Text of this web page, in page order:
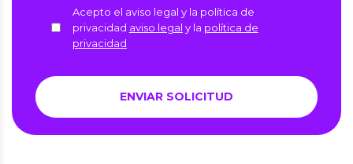
Acepto el aviso legal y la política de
privacidad aviso legal y la política de
privacidad